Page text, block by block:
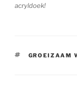
acryldoek!
TAGS
GROEIZAAM